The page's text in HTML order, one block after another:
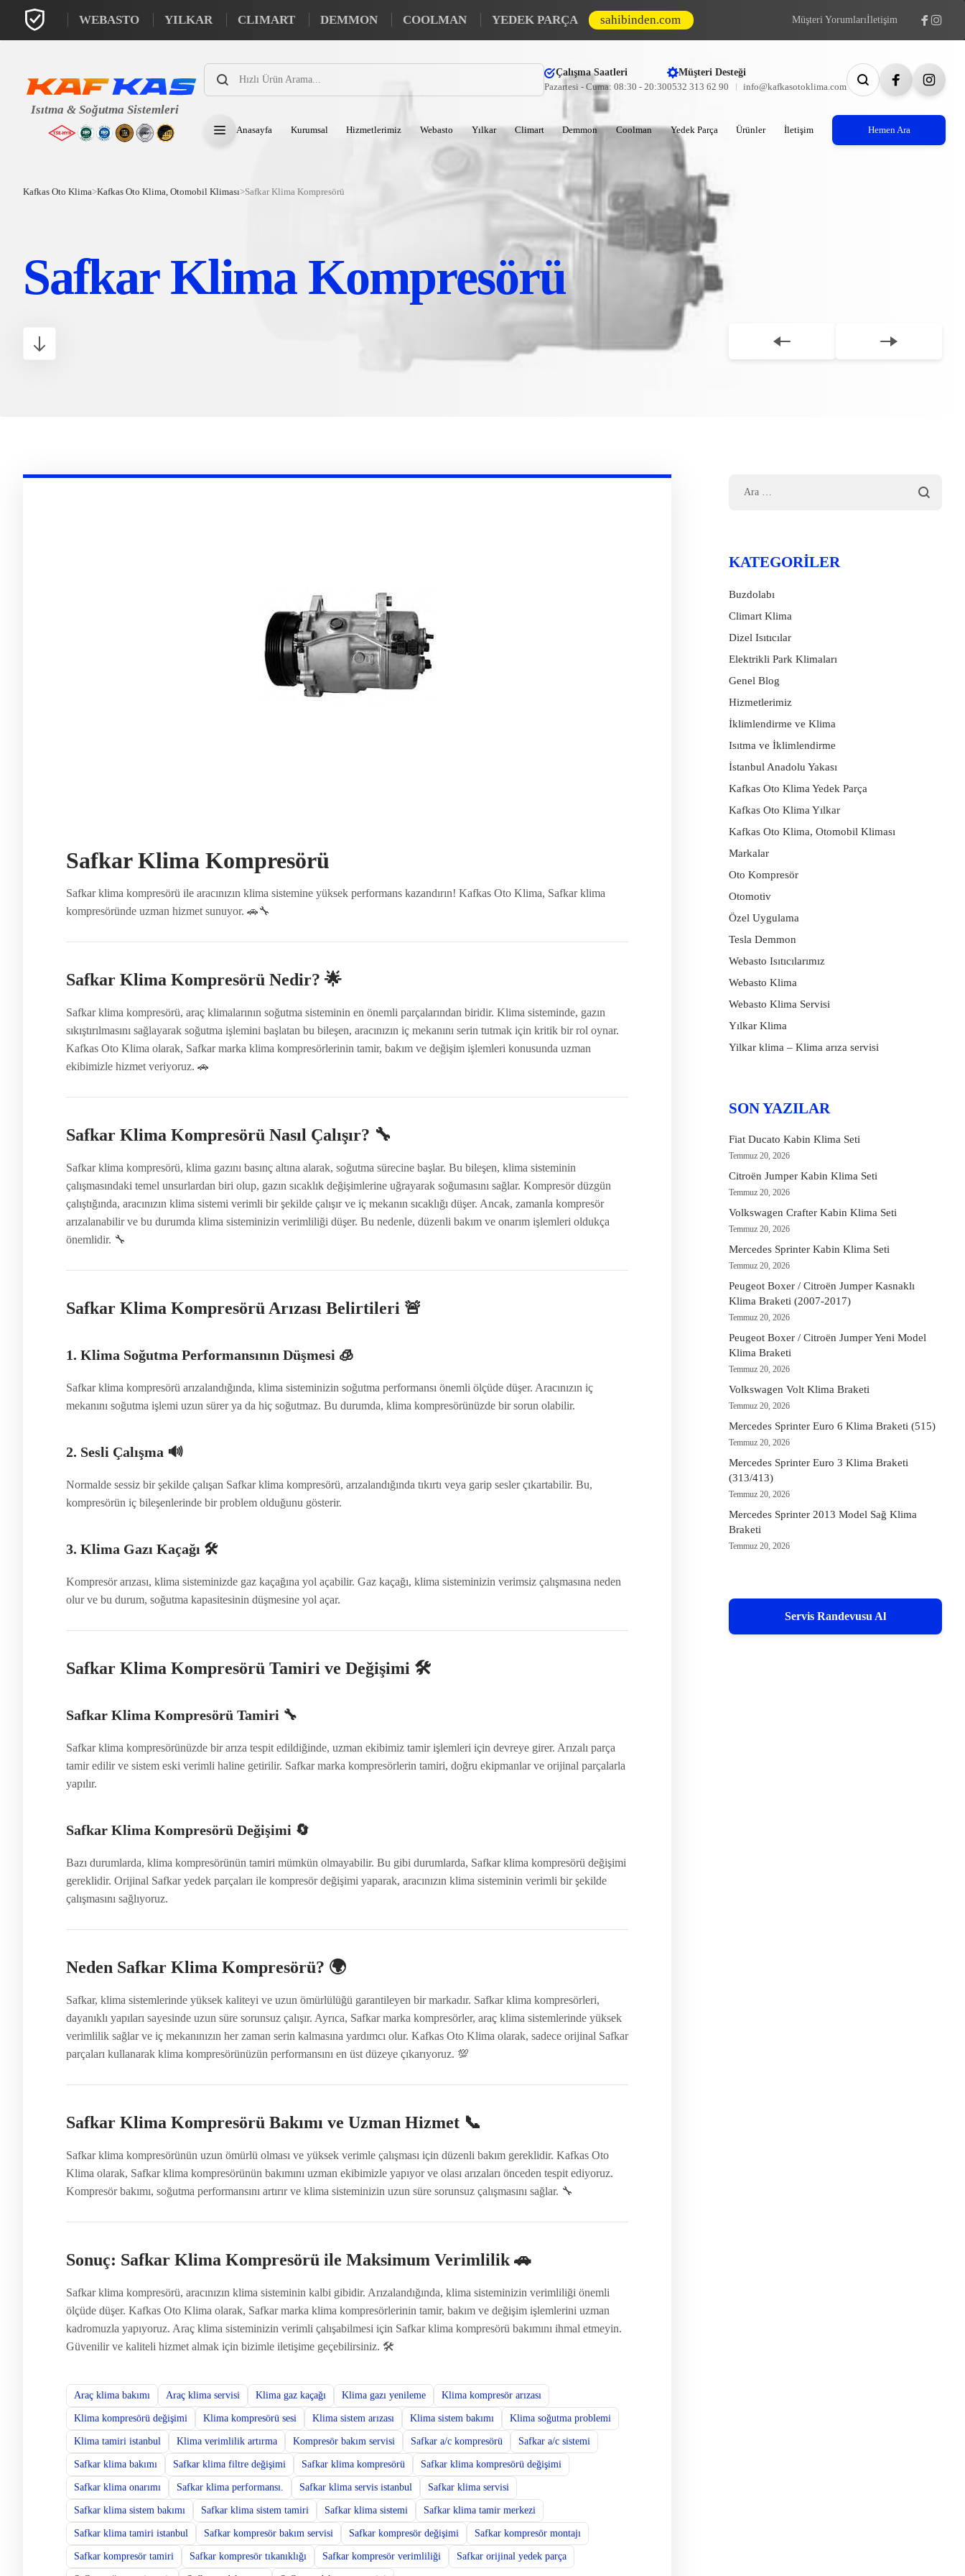
WEBASTO YILKAR CLIMART DEMMON COOLMAN YEDEK PARÇA sahibinden.com Müşteri Yorumlarıİletişim
Products
search
Çalışma Saatleri
Pazartesi - Cuma: 08:30 - 20:30
Müşteri Desteği
0532 313 62 90
info@kafkasotoklima.com
Anasayfa Kurumsal Hizmetlerimiz Webasto Yılkar Climart Demmon Coolman Yedek Parça Ürünler İletişim Hemen Ara
Kafkas Oto Klima>Kafkas Oto Klima, Otomobil Kliması>Safkar Klima Kompresörü
Safkar Klima Kompresörü
Safkar Klima Kompresörü
Safkar klima kompresörü ile aracınızın klima sistemine yüksek performans kazandırın! Kafkas Oto Klima, Safkar klima
kompresöründe uzman hizmet sunuyor. 🚗🔧
Safkar Klima Kompresörü Nedir? 🌟
Safkar klima kompresörü, araç klimalarının soğutma sisteminin en önemli parçalarından biridir. Klima sisteminde, gazın
sıkıştırılmasını sağlayarak soğutma işlemini başlatan bu bileşen, aracınızın iç mekanını serin tutmak için kritik bir rol oynar.
Kafkas Oto Klima olarak, Safkar marka klima kompresörlerinin tamir, bakım ve değişim işlemleri konusunda uzman
ekibimizle hizmet veriyoruz. 🚗
Safkar Klima Kompresörü Nasıl Çalışır? 🔧
Safkar klima kompresörü, klima gazını basınç altına alarak, soğutma sürecine başlar. Bu bileşen, klima sisteminin
çalışmasındaki temel unsurlardan biri olup, gazın sıcaklık değişimlerine uğrayarak soğumasını sağlar. Kompresör düzgün
çalıştığında, aracınızın klima sistemi verimli bir şekilde çalışır ve iç mekanın sıcaklığı düşer. Ancak, zamanla kompresör
arızalanabilir ve bu durumda klima sisteminizin verimliliği düşer. Bu nedenle, düzenli bakım ve onarım işlemleri oldukça
önemlidir. 🔧
Safkar Klima Kompresörü Arızası Belirtileri 🚨
1. Klima Soğutma Performansının Düşmesi 🧊
Safkar klima kompresörü arızalandığında, klima sisteminizin soğutma performansı önemli ölçüde düşer. Aracınızın iç
mekanını soğutma işlemi uzun sürer ya da hiç soğutmaz. Bu durumda, klima kompresörünüzde bir sorun olabilir.
2. Sesli Çalışma 🔊
Normalde sessiz bir şekilde çalışan Safkar klima kompresörü, arızalandığında tıkırtı veya garip sesler çıkartabilir. Bu,
kompresörün iç bileşenlerinde bir problem olduğunu gösterir.
3. Klima Gazı Kaçağı 🛠️
Kompresör arızası, klima sisteminizde gaz kaçağına yol açabilir. Gaz kaçağı, klima sisteminizin verimsiz çalışmasına neden
olur ve bu durum, soğutma kapasitesinin düşmesine yol açar.
Safkar Klima Kompresörü Tamiri ve Değişimi 🛠️
Safkar Klima Kompresörü Tamiri 🔧
Safkar klima kompresörünüzde bir arıza tespit edildiğinde, uzman ekibimiz tamir işlemleri için devreye girer. Arızalı parça
tamir edilir ve sistem eski verimli haline getirilir. Safkar marka kompresörlerin tamiri, doğru ekipmanlar ve orijinal parçalarla
yapılır.
Safkar Klima Kompresörü Değişimi 🔄
Bazı durumlarda, klima kompresörünün tamiri mümkün olmayabilir. Bu gibi durumlarda, Safkar klima kompresörü değişimi
gereklidir. Orijinal Safkar yedek parçaları ile kompresör değişimi yaparak, aracınızın klima sisteminin verimli bir şekilde
çalışmasını sağlıyoruz.
Neden Safkar Klima Kompresörü? 🌍
Safkar, klima sistemlerinde yüksek kaliteyi ve uzun ömürlülüğü garantileyen bir markadır. Safkar klima kompresörleri,
dayanıklı yapıları sayesinde uzun süre sorunsuz çalışır. Ayrıca, Safkar marka kompresörler, araç klima sistemlerinde yüksek
verimlilik sağlar ve iç mekanınızın her zaman serin kalmasına yardımcı olur. Kafkas Oto Klima olarak, sadece orijinal Safkar
parçaları kullanarak klima kompresörünüzün performansını en üst düzeye çıkarıyoruz. 💯
Safkar Klima Kompresörü Bakımı ve Uzman Hizmet 📞
Safkar klima kompresörünün uzun ömürlü olması ve yüksek verimle çalışması için düzenli bakım gereklidir. Kafkas Oto
Klima olarak, Safkar klima kompresörünün bakımını uzman ekibimizle yapıyor ve olası arızaları önceden tespit ediyoruz.
Kompresör bakımı, soğutma performansını artırır ve klima sisteminizin uzun süre sorunsuz çalışmasını sağlar. 🔧
Sonuç: Safkar Klima Kompresörü ile Maksimum Verimlilik 🚗
Safkar klima kompresörü, aracınızın klima sisteminin kalbi gibidir. Arızalandığında, klima sisteminizin verimliliği önemli
ölçüde düşer. Kafkas Oto Klima olarak, Safkar marka klima kompresörlerinin tamir, bakım ve değişim işlemlerini uzman
kadromuzla yapıyoruz. Araç klima sisteminizin verimli çalışabilmesi için Safkar klima kompresörü bakımını ihmal etmeyin.
Güvenilir ve kaliteli hizmet almak için bizimle iletişime geçebilirsiniz. 🛠️
Araç klima bakımı Araç klima servisi Klima gaz kaçağı Klima gazı yenileme Klima kompresör arızası
Klima kompresörü değişimi Klima kompresörü sesi Klima sistem arızası Klima sistem bakımı Klima soğutma problemi
Klima tamiri istanbul Klima verimlilik artırma Kompresör bakım servisi Safkar a/c kompresörü Safkar a/c sistemi
Safkar klima bakımı Safkar klima filtre değişimi Safkar klima kompresörü Safkar klima kompresörü değişimi
Safkar klima onarımı Safkar klima performansı. Safkar klima servis istanbul Safkar klima servisi
Safkar klima sistem bakımı Safkar klima sistem tamiri Safkar klima sistemi Safkar klima tamir merkezi
Safkar klima tamiri istanbul Safkar kompresör bakım servisi Safkar kompresör değişimi Safkar kompresör montajı
Safkar kompresör tamiri Safkar kompresör tıkanıklığı Safkar kompresör verimliliği Safkar orijinal yedek parça
KATEGORILER
Buzdolabı
Climart Klima
Dizel Isıtıcılar
Elektrikli Park Klimaları
Genel Blog
Hizmetlerimiz
İklimlendirme ve Klima
Isıtma ve İklimlendirme
İstanbul Anadolu Yakası
Kafkas Oto Klima Yedek Parça
Kafkas Oto Klima Yılkar
Kafkas Oto Klima, Otomobil Kliması
Markalar
Oto Kompresör
Otomotiv
Özel Uygulama
Tesla Demmon
Webasto Isıtıcılarımız
Webasto Klima
Webasto Klima Servisi
Yılkar Klima
Yilkar klima – Klima arıza servisi
SON YAZILAR
Fiat Ducato Kabin Klima Seti
Temmuz 20, 2026
Citroën Jumper Kabin Klima Seti
Temmuz 20, 2026
Volkswagen Crafter Kabin Klima Seti
Temmuz 20, 2026
Mercedes Sprinter Kabin Klima Seti
Temmuz 20, 2026
Peugeot Boxer / Citroën Jumper Kasnaklı
Klima Braketi (2007-2017)
Temmuz 20, 2026
Peugeot Boxer / Citroën Jumper Yeni Model
Klima Braketi
Temmuz 20, 2026
Volkswagen Volt Klima Braketi
Temmuz 20, 2026
Mercedes Sprinter Euro 6 Klima Braketi (515)
Temmuz 20, 2026
Mercedes Sprinter Euro 3 Klima Braketi
(313/413)
Temmuz 20, 2026
Mercedes Sprinter 2013 Model Sağ Klima
Braketi
Temmuz 20, 2026
Servis Randevusu Al